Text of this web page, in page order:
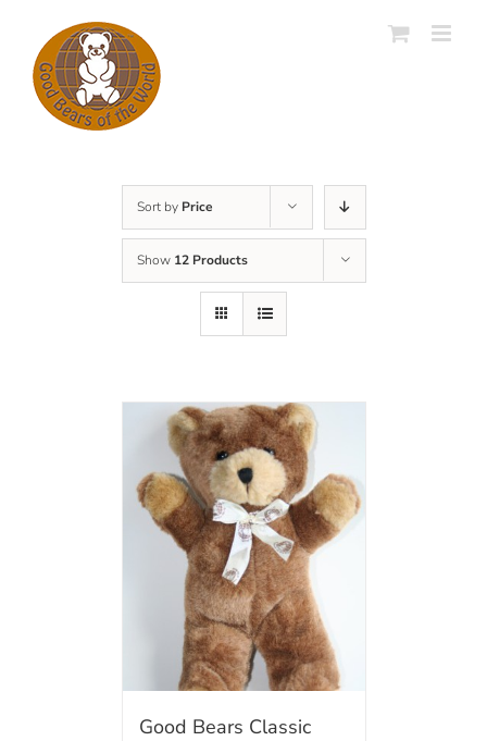
content
Sort by Price
Show 12 Products
Good Bears Classic